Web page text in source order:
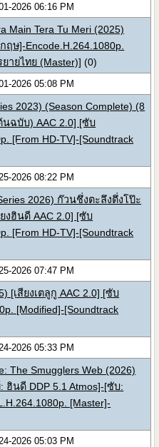
2026 06:16 PM
Main Tera Tu Meri (2025)
ฤษ]-Encode.H.264.1080p.
ายไทย (Master)] (0)
2026 05:08 PM
2023) (Season Complete) (8
นฉบับ) AAC 2.0] [ซับ
[From HD-TV]-[Soundtrack
2026 08:22 PM
2026) ก๊วนชึ่งตะลึงตึ่งโป๊ะ
งฮินดี AAC 2.0] [ซับ
[From HD-TV]-[Soundtrack
2026 07:47 PM
[เสียงเตลูกู AAC 2.0] [ซับ
[Modified]-[Soundtrack
2026 05:33 PM
The Smugglers Web (2026)
ฮินดี DDP 5.1 Atmos]-[ซับ:
[Master]-
2026 05:03 PM